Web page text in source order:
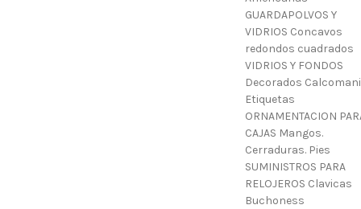
GUARDAPOLVOS Y
VIDRIOS Concavos
redondos cuadrados
VIDRIOS Y FONDOS
Decorados
Etiquetas
ORNAMENTACION
CAJAS Mangos.
Cerraduras. Pies
SUMINISTROS PARA
RELOJEROS Clavicas
Buchoness